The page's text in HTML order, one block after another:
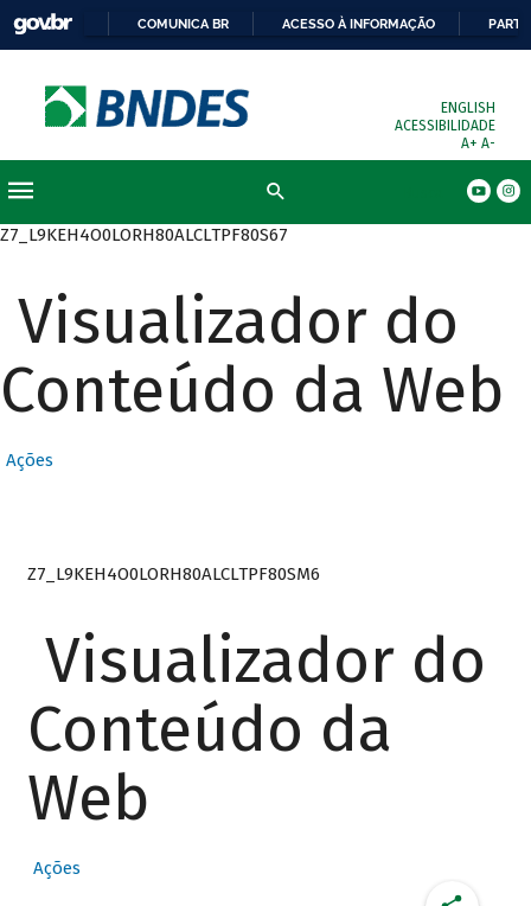
COMUNICA BR ACESSO À INFORMAÇÃO
ENGLISH
ACESSIBILIDADE
A+ A-
Z7_L9KEH4O0LORH80ALCLTPF80S67
Visualizador do
Conteúdo da Web
Ações
Z7_L9KEH4O0LORH80ALCLTPF80SM6
Visualizador do
Conteúdo da
Web
Ações